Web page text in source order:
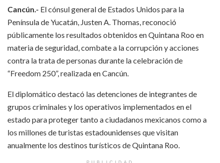
Cancún.- El cónsul general de Estados Unidos para la
Península de Yucatán, Justen A. Thomas, reconoció
públicamente los resultados obtenidos en Quintana Roo en
materia de seguridad, combate a la corrupción y acciones
contra la trata de personas durante la celebración de
“Freedom 250”, realizada en Cancún.
El diplomático destacó las detenciones de integrantes de
grupos criminales y los operativos implementados en el
estado para proteger tanto a ciudadanos mexicanos como a
los millones de turistas estadounidenses que visitan
anualmente los destinos turísticos de Quintana Roo.